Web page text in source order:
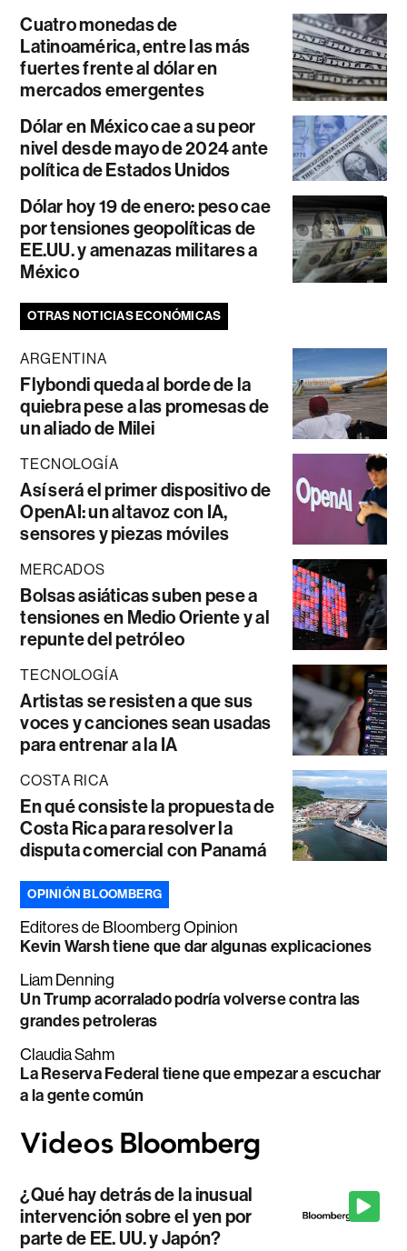
Cuatro monedas de
Latinoamérica, entre las más
fuertes frente al dólar en
mercados emergentes
Dólar en México cae a su peor
nivel desde mayo de 2024 ante
política de Estados Unidos
Dólar hoy 19 de enero: peso cae
por tensiones geopolíticas de
EE.UU. y amenazas militares a
México
OTRAS NOTICIAS ECONÓMICAS
ARGENTINA
Flybondi queda al borde de la
quiebra pese a las promesas de
un aliado de Milei
TECNOLOGÍA
Así será el primer dispositivo de
OpenAI: un altavoz con IA,
sensores y piezas móviles
MERCADOS
Bolsas asiáticas suben pese a
tensiones en Medio Oriente y al
repunte del petróleo
TECNOLOGÍA
Artistas se resisten a que sus
voces y canciones sean usadas
para entrenar a la IA
COSTA RICA
En qué consiste la propuesta de
Costa Rica para resolver la
disputa comercial con Panamá
OPINIÓN BLOOMBERG
Editores de Bloomberg Opinion
Kevin Warsh tiene que dar algunas explicaciones
Liam Denning
Un Trump acorralado podría volverse contra las
grandes petroleras
Claudia Sahm
La Reserva Federal tiene que empezar a escuchar
a la gente común
¿Qué hay detrás de la inusual
intervención sobre el yen por
parte de EE. UU. y Japón?